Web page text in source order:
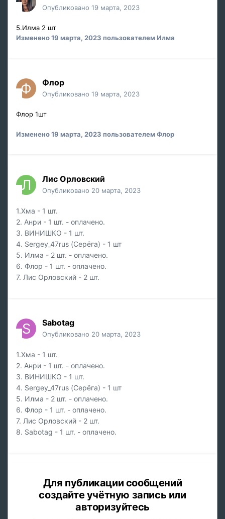
Опубликовано 19 марта, 2023
5.Илма 2 шт
Изменено19 марта, 2023 пользователем Илма
Флор
Опубликовано 19 марта, 2023
Флор 1шт
Изменено19 марта, 2023 пользователем Флор
Лис Орловский
Опубликовано 20 марта, 2023
1.Хма - 1 шт.
2. Анри - 1 шт. - оплачено.
3. ВИНИШКО - 1 шт.
4. Sergey_47rus (Серёга) - 1 шт
5. Илма - 2 шт. - оплачено.
6. Флор - 1 шт. - оплачено.
7. Лис Орловский - 2 шт.
Sabotag
Опубликовано 20 марта, 2023
1.Хма - 1 шт.
2. Анри - 1 шт. - оплачено.
3. ВИНИШКО - 1 шт.
4. Sergey_47rus (Серёга) - 1 шт
5. Илма - 2 шт. - оплачено.
6. Флор - 1 шт. - оплачено.
7. Лис Орловский - 2 шт.
8. Sabotag - 1 шт. - оплачено.
Для публикации сообщений
создайте учётную запись или
авторизуйтесь